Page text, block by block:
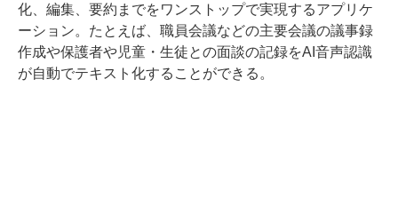
化、編集、要約までをワンストップで実現するアプリケ
ーション。たとえば、職員会議などの主要会議の議事録
作成や保護者や児童・生徒との面談の記録をAI音声認識
が自動でテキスト化することができる。